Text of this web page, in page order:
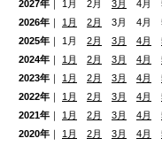
2027年 ｜ 1月 2月 3月
4月
2026年 ｜ 1月 2月
3月 4月
2025年 ｜ 1月 2月 3月 4月
2024年 ｜ 1月 2月 3月 4月
2023年 ｜ 1月 2月 3月 4月
2022年 ｜ 1月 2月 3月 4月
2021年 ｜ 1月 2月 3月 4月
2020年 ｜ 1月 2月 3月 4月